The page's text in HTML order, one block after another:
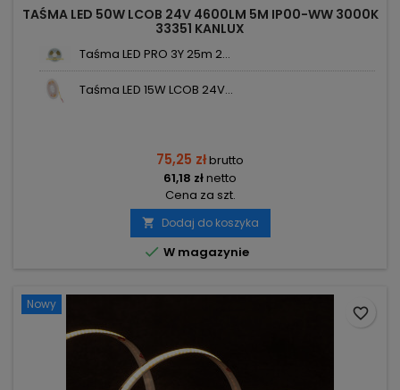
TAŚMA LED 50W LCOB 24V 4600LM 5M IP00-WW 3000K
33351 KANLUX
Taśma LED PRO 3Y 25m 2...
Taśma LED 15W LCOB 24V...
75,25 złbrutto
61,18 złnetto
Cena za szt.
 Dodaj do koszyka
 W magazynie
Nowy
favorite_border